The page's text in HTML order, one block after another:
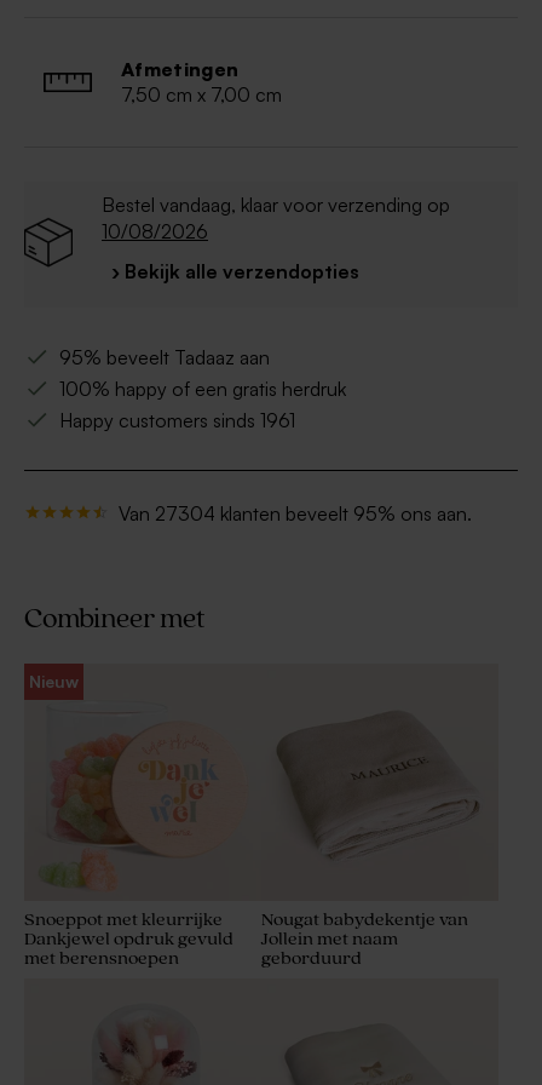
Afmetingen
7,50 cm x 7,00 cm
Bestel vandaag, klaar voor verzending op
10/08/2026
› Bekijk alle verzendopties
95% beveelt Tadaaz aan
100% happy of een gratis herdruk
Happy customers sinds 1961
Van 27304 klanten beveelt 95% ons aan.
Combineer met
Nieuw
Snoeppot met kleurrijke
Dankjewel opdruk gevuld
met berensnoepen
Nougat babydekentje van
Jollein met naam
geborduurd